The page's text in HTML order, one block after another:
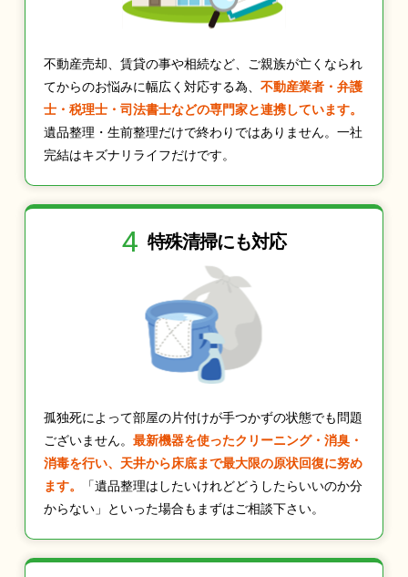
不動産売却、賃貸の事や相続など、ご親族が亡くなられ
てからのお悩みに幅広く対応する為、 不動産業者・弁護
士・税理士・司法書士などの専門家と連携しています。
遺品整理・生前整理だけで終わりではありません。一社
完結はキズナリライフだけです。
4 特殊清掃にも対応
孤独死によって部屋の片付けが手つかずの状態でも問題
ございません。 最新機器を使ったクリーニング・消臭・
消毒を行い、天井から床底まで最大限の原状回復に努め
ます。
「遺品整理はしたいけれどどうしたらいいのか分
からない」といった場合もまずはご相談下さい。